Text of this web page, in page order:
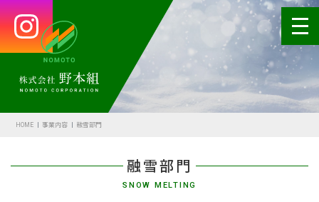
融雪部門
SNOW MELTING
HOME 事業内容 融雪部門
HOME
代表あいさつ
会社概要・沿革